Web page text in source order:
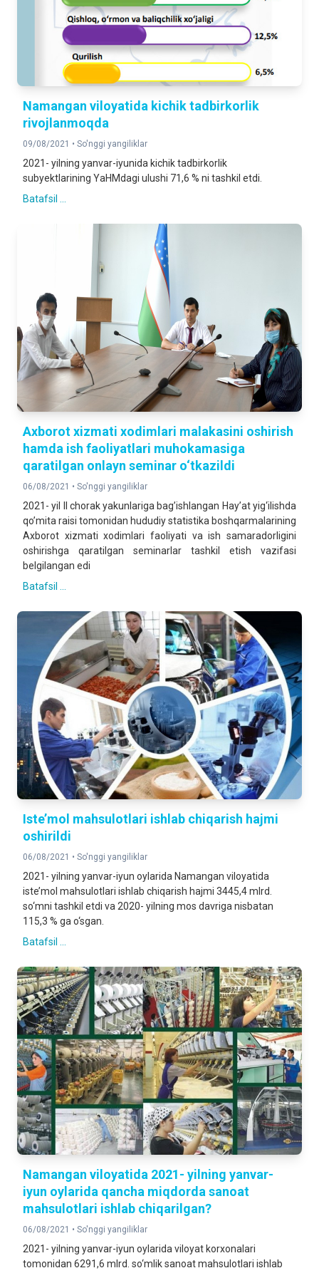
Namangan viloyatida kichik tadbirkorlik
rivojlanmoqda
09/08/2021 • So'nggi yangiliklar
2021- yilning yanvar-iyunida kichik tadbirkorlik
subyektlarining YaHMdagi ulushi 71,6 % ni tashkil etdi.
Batafsil ...
Axborot xizmati xodimlari malakasini oshirish
hamda ish faoliyatlari muhokamasiga
qaratilgan onlayn seminar o‘tkazildi
06/08/2021 • So'nggi yangiliklar
2021- yil II chorak yakunlariga bag’ishlangan Hay’at yig‘ilishda
qo’mita raisi tomonidan hududiy statistika boshqarmalarining
Axborot xizmati xodimlari faoliyati va ish samaradorligini
oshirishga qaratilgan seminarlar tashkil etish vazifasi
belgilangan edi
Batafsil ...
Iste’mol mahsulotlari ishlab chiqarish hajmi
oshirildi
06/08/2021 • So'nggi yangiliklar
2021- yilning yanvar-iyun oylarida Namangan viloyatida
iste’mol mahsulotlari ishlab chiqarish hajmi 3445,4 mlrd.
so‘mni tashkil etdi va 2020- yilning mos davriga nisbatan
115,3 % ga o‘sgan.
Batafsil ...
Namangan viloyatida 2021- yilning yanvar-
iyun oylarida qancha miqdorda sanoat
mahsulotlari ishlab chiqarilgan?
06/08/2021 • So'nggi yangiliklar
2021- yilning yanvar-iyun oylarida viloyat korxonalari
tomonidan 6291,6 mlrd. so‘mlik sanoat mahsulotlari ishlab